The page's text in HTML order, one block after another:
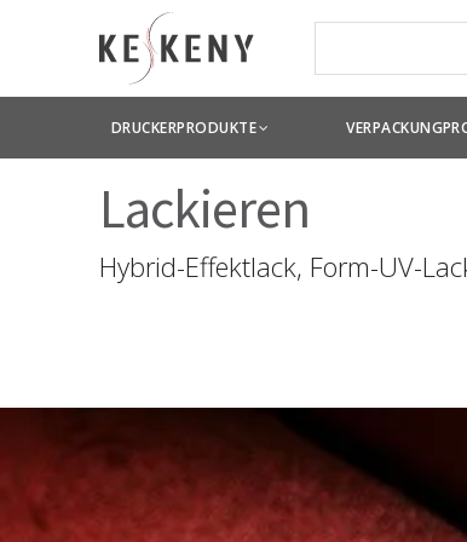
DRUCKERPRODUKTE
Lackieren
Hybrid-Effektlack, Form-UV-